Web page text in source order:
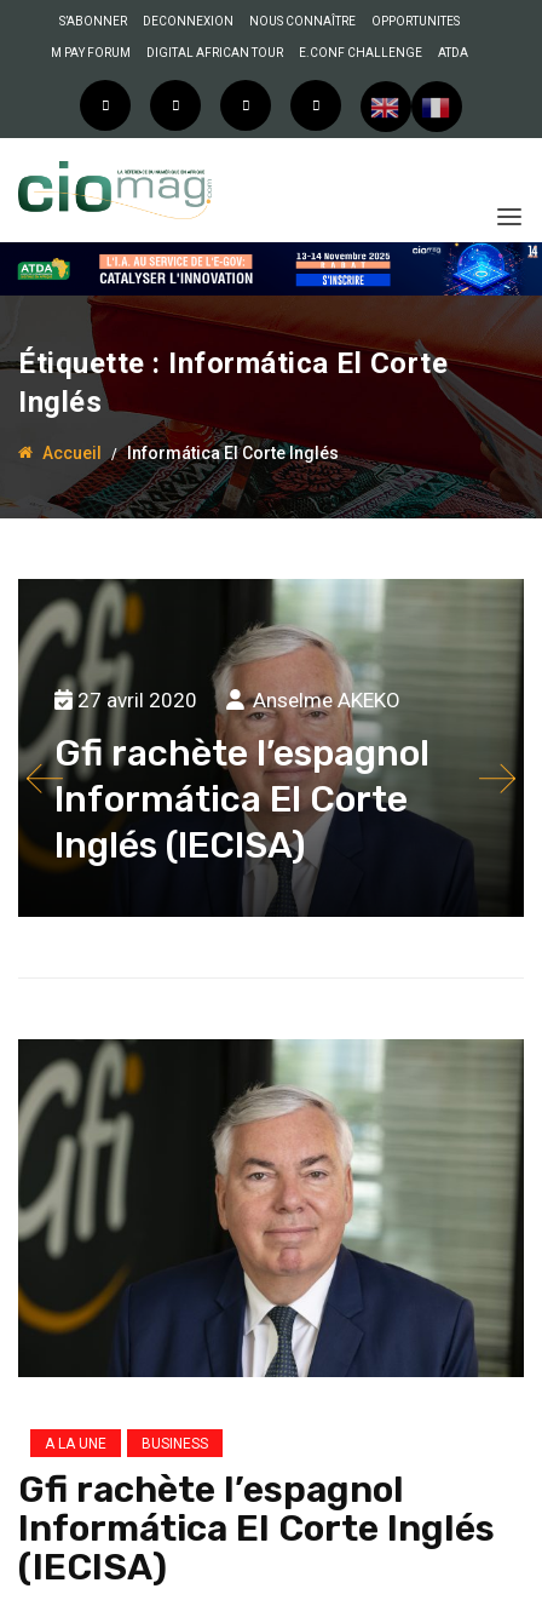
S’ABONNER DECONNEXION NOUS CONNAÎTRE OPPORTUNITES
M PAY FORUM DIGITAL AFRICAN TOUR E.CONF CHALLENGE ATDA
Étiquette : Informática El Corte
Inglés
Accueil Informática El Corte Inglés
27 avril 2020 Anselme AKEKO
Gfi rachète l’espagnol
Informática El Corte
Inglés (IECISA)
A LA UNE BUSINESS
Gfi rachète l’espagnol
Informática El Corte Inglés
(IECISA)